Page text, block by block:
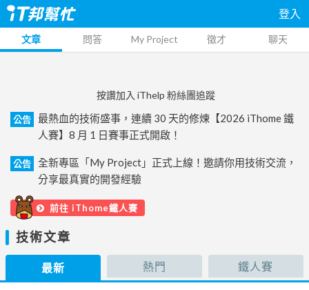
登入
文章 問答 My Project 徵才 聊天
按讚加入 iThelp 粉絲團追蹤
公告
最熱血的技術盛事，連續 30 天的修煉【2026 iThome 鐵
人賽】8 月 1 日賽事正式開啟！
公告
全新專區「My Project」正式上線！邀請你用技術交流，
分享最真實的開發經驗
前往 iThome鐵人賽
技術文章
最新 熱門 鐵人賽